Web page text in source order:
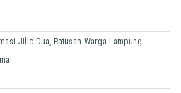
Jilid Dua, Ratusan Warga Lampung